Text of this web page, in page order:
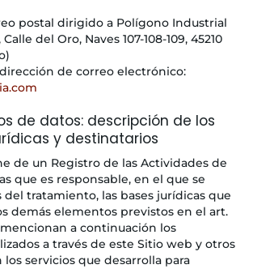
postal dirigido a Polígono Industrial
del Oro, Naves 107-108-109, 45210
de correo electrónico:
de datos: descripción de los
y destinatarios
de un Registro de las Actividades de
que es responsable, en el que se
tratamiento, las bases jurídicas que
demás elementos previstos en el art.
mencionan a continuación los
a través de este Sitio web y otros
los servicios que desarrolla para